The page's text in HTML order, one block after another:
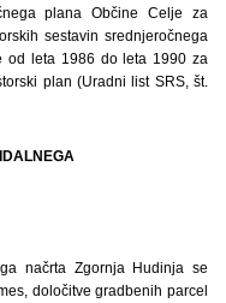
plana Občine Celje za
sestavin srednjeročnega
od leta 1986 do leta 1990 za
plan (Uradni list SRS, št.
načrta Zgornja Hudinja se
določitve gradbenih parcel